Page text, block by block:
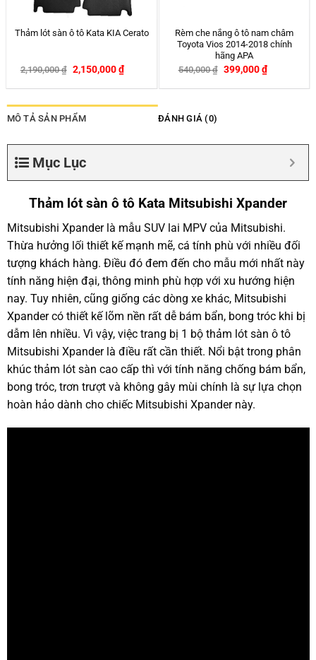
Thảm lót sàn ô tô Kata Chevrolet
2,190,000₫ 2,150,000₫
Ốp Chìa Khóa Ô tô Mazda Form
Dài – 2, 3, 6, CX5, CX8
120,000 ₫ – 290,000
MÔ TẢ SẢN PHẨM ĐÁNH GIÁ (0)
Mục Lục
Thảm lót sàn ô tô Kata Mitsubishi Xpander
Mitsubishi Xpander là mẫu SUV lai MPV của Mitsubishi.
Thừa hưởng lối thiết kế mạnh mẽ, cá tính phù với nhiều đối
tượng khách hàng. Điều đó đem đến cho mẫu mới nhất này
tính năng hiện đại, thông minh phù hợp với xu hướng hiện
nay. Tuy nhiên, cũng giống các dòng xe khác, Mitsubishi
Xpander có thiết kế lõm nền rất dễ bám bẩn, bong tróc khi bị
dẫm lên nhiều. Vì vậy, việc trang bị 1 bộ thảm lót sàn ô tô
Mitsubishi Xpander là điều rất cần thiết. Nổi bật trong phân
khúc thảm lót sàn cao cấp thì với tính năng chống bám bẩn,
bong tróc, trơn trượt và không gây mùi chính là sự lựa chọn
hoàn hảo dành cho chiếc Mitsubishi Xpander này.